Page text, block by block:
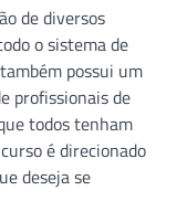
de diversos
o sistema de
possui um
profissionais de
todos tenham
é direcionado
deseja se